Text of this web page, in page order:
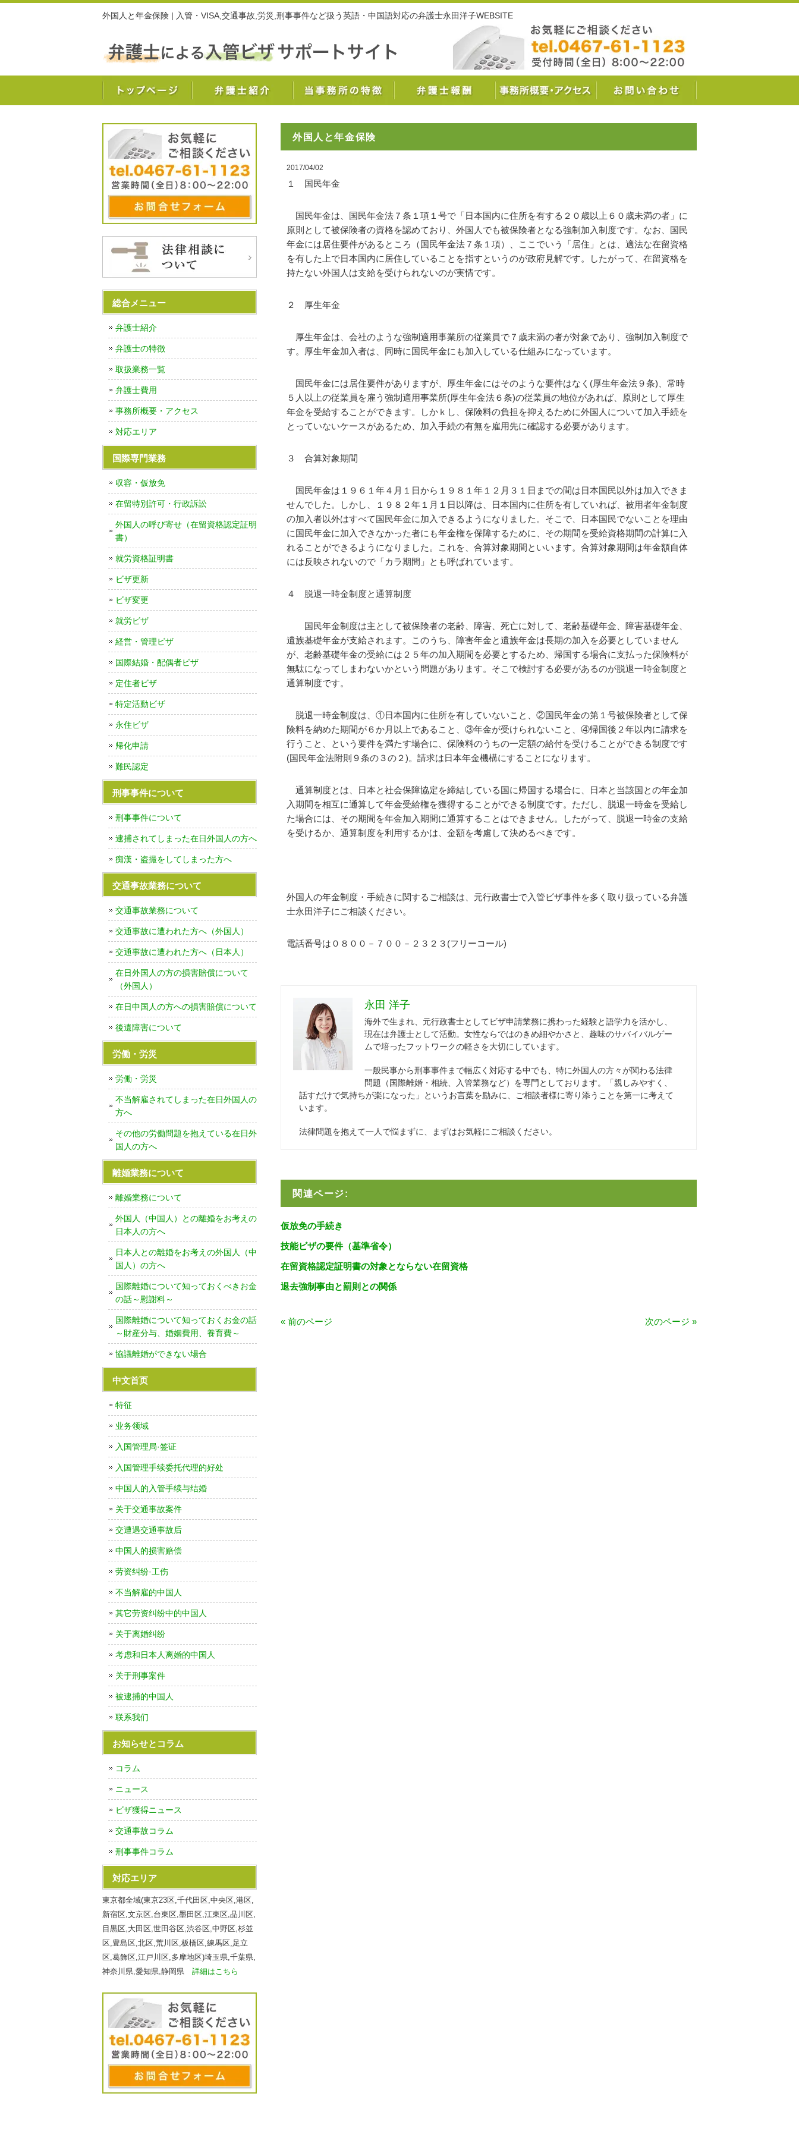
外国人と年金保険 | 入管・VISA,交通事故,労災,刑事事件など扱う英語・中国語対応の弁護士永田洋子WEBSITE
外国人と年金保険
2017/04/02
１ 国民年金
国民年金は、国民年金法７条１項１号で「日本国内に住所を有する２０歳以上６０歳未満の者」に
原則として被保険者の資格を認めており、外国人でも被保険者となる強制加入制度です。なお、国民
年金には居住要件があるところ（国民年金法７条１項）、ここでいう「居住」とは、適法な在留資格
を有した上で日本国内に居住していることを指すというのが政府見解です。したがって、在留資格を
持たない外国人は支給を受けられないのが実情です。
２ 厚生年金
厚生年金は、会社のような強制適用事業所の従業員で７歳未満の者が対象であり、強制加入制度で
す。厚生年金加入者は、同時に国民年金にも加入している仕組みになっています。
国民年金には居住要件がありますが、厚生年金にはそのような要件はなく(厚生年金法９条)、常時
５人以上の従業員を雇う強制適用事業所(厚生年金法６条)の従業員の地位があれば、原則として厚生
年金を受給することができます。しかｋし、保険料の負担を抑えるために外国人について加入手続を
とっていないケースがあるため、加入手続の有無を雇用先に確認する必要があります。
３ 合算対象期間
国民年金は１９６１年４月１日から１９８１年１２月３１日までの間は日本国民以外は加入できま
せんでした。しかし、１９８２年１月１日以降は、日本国内に住所を有していれば、被用者年金制度
の加入者以外はすべて国民年金に加入できるようになりました。そこで、日本国民でないことを理由
に国民年金に加入できなかった者にも年金権を保障するために、その期間を受給資格期間の計算に入
れることができるようになりました。これを、合算対象期間といいます。合算対象期間は年金額自体
には反映されないので「カラ期間」とも呼ばれています。
４ 脱退一時金制度と通算制度
国民年金制度は主として被保険者の老齢、障害、死亡に対して、老齢基礎年金、障害基礎年金、
遺族基礎年金が支給されます。このうち、障害年金と遺族年金は長期の加入を必要としていません
が、老齢基礎年金の受給には２５年の加入期間を必要とするため、帰国する場合に支払った保険料が
無駄になってしまわないかという問題があります。そこで検討する必要があるのが脱退一時金制度と
通算制度です。
脱退一時金制度は、①日本国内に住所を有していないこと、②国民年金の第１号被保険者として保
険料を納めた期間が６か月以上であること、③年金が受けられないこと、④帰国後２年以内に請求を
行うこと、という要件を満たす場合に、保険料のうちの一定額の給付を受けることができる制度です
(国民年金法附則９条の３の２)。請求は日本年金機構にすることになります。
通算制度とは、日本と社会保障協定を締結している国に帰国する場合に、日本と当該国との年金加
入期間を相互に通算して年金受給権を獲得することができる制度です。ただし、脱退一時金を受給し
た場合には、その期間を年金加入期間に通算することはできません。したがって、脱退一時金の支給
を受けるか、通算制度を利用するかは、金額を考慮して決めるべきです。
外国人の年金制度・手続きに関するご相談は、元行政書士で入管ビザ事件を多く取り扱っている弁護
士永田洋子にご相談ください。
電話番号は０８００－７００－２３２３(フリーコール)
永田 洋子
海外で生まれ、元行政書士としてビザ申請業務に携わった経験と語学力を活かし、
現在は弁護士として活動。女性ならではのきめ細やかさと、趣味のサバイバルゲー
ムで培ったフットワークの軽さを大切にしています。
一般民事から刑事事件まで幅広く対応する中でも、特に外国人の方々が関わる法律
問題（国際離婚・相続、入管業務など）を専門としております。「親しみやすく、
話すだけで気持ちが楽になった」というお言葉を励みに、ご相談者様に寄り添うことを第一に考えて
います。
法律問題を抱えて一人で悩まずに、まずはお気軽にご相談ください。
関連ページ:
仮放免の手続き
技能ビザの要件（基準省令）
在留資格認定証明書の対象とならない在留資格
退去強制事由と罰則との関係
« 前のページ 次のページ »
総合メニュー
弁護士紹介
弁護士の特徴
取扱業務一覧
弁護士費用
事務所概要・アクセス
対応エリア
国際専門業務
収容・仮放免
在留特別許可・行政訴訟
外国人の呼び寄せ（在留資格認定証明
書）
就労資格証明書
ビザ更新
ビザ変更
就労ビザ
経営・管理ビザ
国際結婚・配偶者ビザ
定住者ビザ
特定活動ビザ
永住ビザ
帰化申請
難民認定
刑事事件について
刑事事件について
逮捕されてしまった在日外国人の方へ
痴漢・盗撮をしてしまった方へ
交通事故業務について
交通事故業務について
交通事故に遭われた方へ（外国人）
交通事故に遭われた方へ（日本人）
在日外国人の方の損害賠償について
（外国人）
在日中国人の方への損害賠償について
後遺障害について
労働・労災
労働・労災
不当解雇されてしまった在日外国人の
方へ
その他の労働問題を抱えている在日外
国人の方へ
離婚業務について
離婚業務について
外国人（中国人）との離婚をお考えの
日本人の方へ
日本人との離婚をお考えの外国人（中
国人）の方へ
国際離婚について知っておくべきお金
の話～慰謝料～
国際離婚について知っておくお金の話
～財産分与、婚姻費用、養育費～
協議離婚ができない場合
中文首页
特征
业务领域
入国管理局·签证
入国管理手续委托代理的好处
中国人的入管手续与结婚
关于交通事故案件
交遭遇交通事故后
中国人的损害赔偿
劳资纠纷·工伤
不当解雇的中国人
其它劳资纠纷中的中国人
关于离婚纠纷
考虑和日本人离婚的中国人
关于刑事案件
被逮捕的中国人
联系我们
お知らせとコラム
コラム
ニュース
ビザ獲得ニュース
交通事故コラム
刑事事件コラム
対応エリア
東京都全域(東京23区,千代田区,中央区,港区,
新宿区,文京区,台東区,墨田区,江東区,品川区,
目黒区,大田区,世田谷区,渋谷区,中野区,杉並
区,豊島区,北区,荒川区,板橋区,練馬区,足立
区,葛飾区,江戸川区,多摩地区)埼玉県,千葉県,
神奈川県,愛知県,静岡県 詳細はこちら